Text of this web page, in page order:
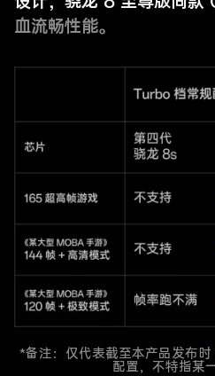
血流畅性能。
*备注：仅代表截至本产品发布
配置，不特指某